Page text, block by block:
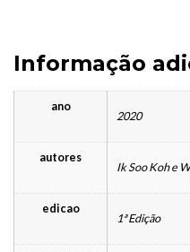
Informação
ano
2020
autores
Ik Soo Koh e
edicao
1ª Edição